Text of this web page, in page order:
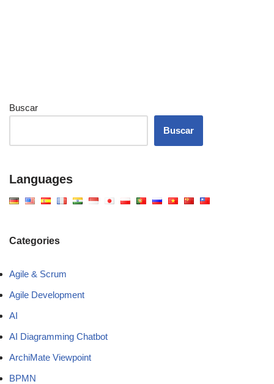
Buscar
Buscar
Languages
Categories
Agile & Scrum
Agile Development
AI
AI Diagramming Chatbot
ArchiMate Viewpoint
BPMN